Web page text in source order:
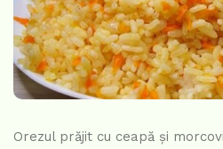
Orezul prăjit cu ceapă și